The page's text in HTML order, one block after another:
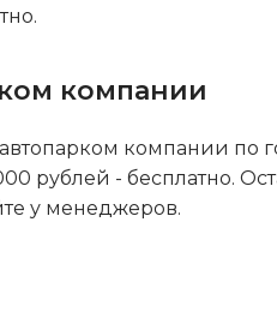
компании
компании по
рублей - бесплатно.
у менеджеров.